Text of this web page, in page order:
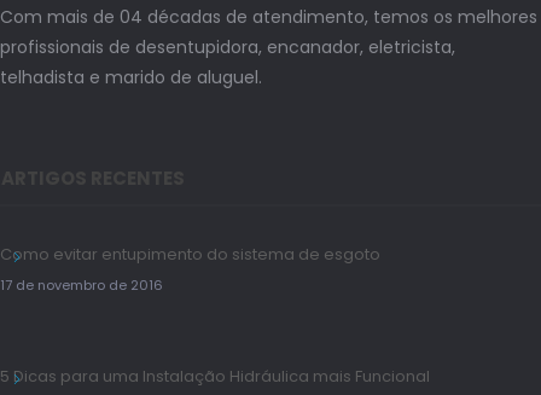
Com mais de 04 décadas de atendimento, temos os melhores
profissionais de desentupidora, encanador, eletricista,
telhadista e marido de aluguel.
Como evitar entupimento do sistema de esgoto
17 de novembro de 2016
5 Dicas para uma Instalação Hidráulica mais Funcional